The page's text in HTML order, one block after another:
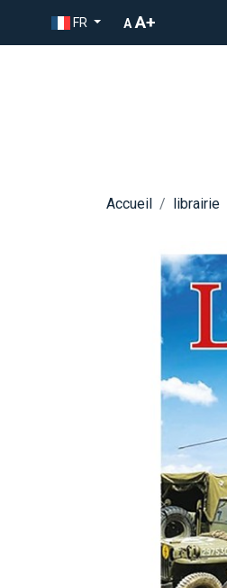
FR A A+
Accueil librairie